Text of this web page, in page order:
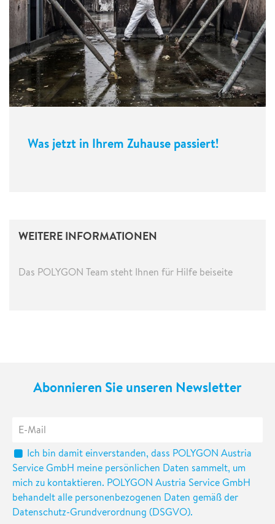
Was jetzt in Ihrem Zuhause passiert!
WEITERE INFORMATIONEN
Das POLYGON Team steht Ihnen für Hilfe beiseite
Abonnieren Sie unseren Newsletter
Ich bin damit einverstanden, dass POLYGON Austria
Service GmbH meine persönlichen Daten sammelt, um
mich zu kontaktieren. POLYGON Austria Service GmbH
behandelt alle personenbezogenen Daten gemäß der
Datenschutz-Grundverordnung (DSGVO).